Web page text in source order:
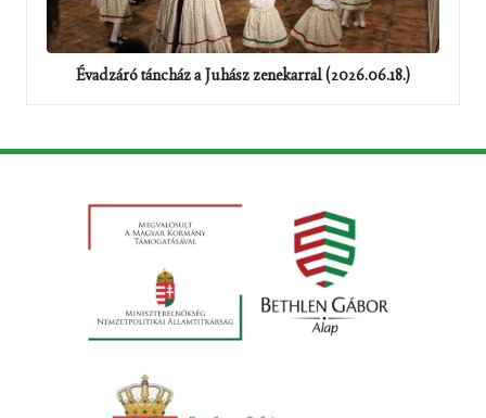
Évadzáró táncház a Juhász zenekarral (2026.06.18.)